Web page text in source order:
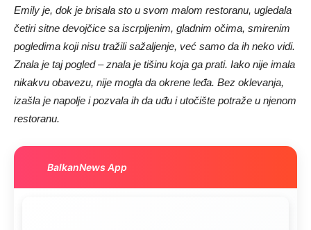
Emily je, dok je brisala sto u svom malom restoranu, ugledala
četiri sitne devojčice sa iscrpljenim, gladnim očima, smirenim
pogledima koji nisu tražili sažaljenje, već samo da ih neko vidi.
Znala je taj pogled – znala je tišinu koja ga prati. Iako nije imala
nikakvu obavezu, nije mogla da okrene leđa. Bez oklevanja,
izašla je napolje i pozvala ih da uđu i utočište potraže u njenom
restoranu.
BalkanNews App